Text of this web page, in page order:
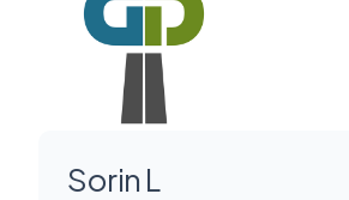
Sorin L